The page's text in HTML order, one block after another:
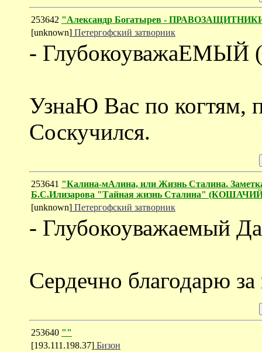
253642 "Александр Богатырев -
[unknown] Петергофский затворник
- ГлубокоуважаЕМЫЙ
УзнаЮ Вас по когтям,
Соскучился.
253641 "Калина-мАлина, или Жизнь Сталина.
Б.С.Илизарова "Тайная жизнь Сталина"
[unknown] Петергофский затворник
- Глубокоуважаемый
Сердечно благодарю
253640 ""
[193.111.198.37] Бизон